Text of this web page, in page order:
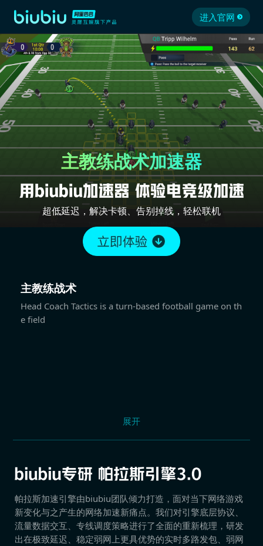
进入官网
主教练战术加速器
超低延迟，解决卡顿、告别掉线，轻松联机
主教练战术
Head Coach Tactics is a turn-based football game on th
e field
展开
帕拉斯加速引擎由biubiu团队倾力打造，面对当下网络游戏
新变化与之产生的网络加速新痛点。我们对引擎底层协议、
流量数据交互、专线调度策略进行了全面的重新梳理，研发
出在极致延迟、稳定弱网上更具优势的实时多路发包、弱网